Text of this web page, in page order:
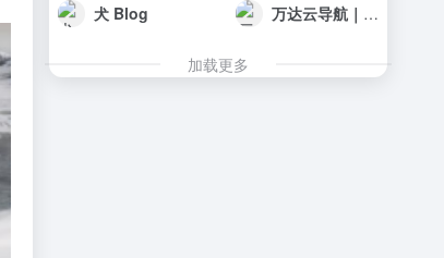
犬 Blog 万达云导航｜万达云官网 — 请保存本页防失联
加载更多